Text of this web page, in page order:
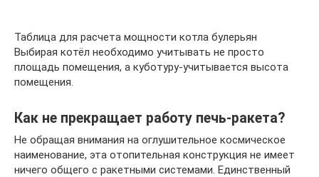
Таблица для расчета мощности котла булерьян
Выбирая котёл необходимо учитывать не просто
площадь помещения, а куботуру-учитывается высота
помещения.
Как не прекращает работу печь-ракета?
Не обращая внимания на оглушительное космическое
наименование, эта отопительная конструкция не имеет
ничего общего с ракетными системами. Единственный